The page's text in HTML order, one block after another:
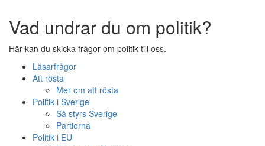
Vad undrar du om politik?
Här kan du skicka frågor om politik till oss.
Läsarfrågor
Att rösta
Mer om att rösta
Politik i Sverige
Så styrs Sverige
Partierna
Politik i EU